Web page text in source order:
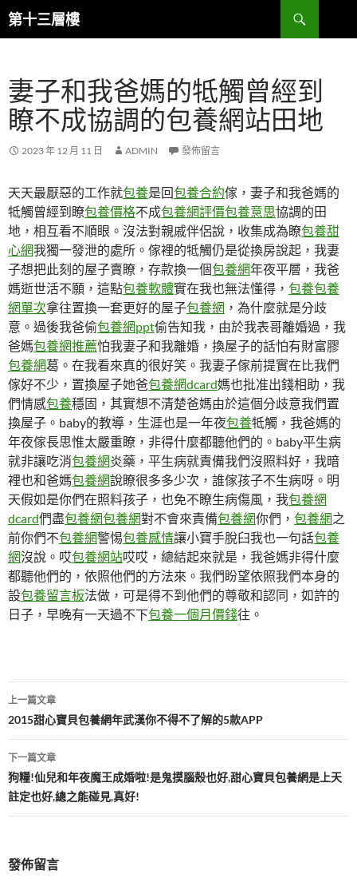
跳
至
內
容
第十三層樓
搜
尋
妻子和我爸媽的牴觸曾經到
瞭不成協調的包養網站田地
2023 年 12 月 11 日 ADMIN 發佈留言
天天最厭惡的工作就包養是回包養合約傢，妻子和我爸媽的
牴觸曾經到瞭包養價格不成包養網評價包養意思協調的田
地，相互看不順眼。沒法對親戚伴侶說，收集成為瞭包養甜
心網我獨一發泄的處所。傢裡的牴觸仍是從換房說起，我妻
子想把此刻的屋子賣瞭，存款換一個包養網年夜平層，我爸
媽逝世活不願，這點包養軟體實在我也無法懂得， 包養包養
網單次拿往置換一套更好的屋子包養網 ，為什麼就是分歧
意。過後我爸偷包養網ppt偷告知我，由於我表哥離婚過，我
爸媽包養網推薦怕我妻子和我離婚，換屋子的話怕有財富膠
包養網葛。在我看來真的很好笑。我妻子傢前提實在比我們
傢好不少，置換屋子她爸包養網dcard媽也批准出錢相助，我
們情感包養穩固，其實想不清楚爸媽由於這個分歧意我們置
換屋子。baby的教導，生涯也是一年夜包養牴觸，我爸媽的
年夜傢長思惟太嚴重瞭，非得什麼都聽他們的。baby平生病
就非讓吃消包養網炎藥，平生病就責備我們沒照料好，我暗
裡也和爸媽包養網說瞭很多多少次，誰傢孩子不生病呀。明
天假如是你們在照料孩子，也免不瞭生病傷風，我包養網
dcard們盡包養網包養網對不會來責備包養網你們， 包養網之
前你們不包養網警惕包養感情讓小寶手脫臼我也一句話包養
網沒說。哎包養網站哎哎，總結起來就是，我爸媽非得什麼
都聽他們的，依照他們的方法來。我們盼望依照我們本身的
設包養留言板法做，可是得不到他們的尊敬和認同，如許的
日子，早晚有一天過不下包養一個月價錢往。
文
章
導
覽
上一篇文章
2015甜心寶貝包養網年武漢你不得不了解的5款APP
下一篇文章
狗糧!仙兒和年夜魔王成婚啦!是鬼摸腦殼也好,甜心寶貝包養網是上天
註定也好,總之能碰見,真好!
發佈留言